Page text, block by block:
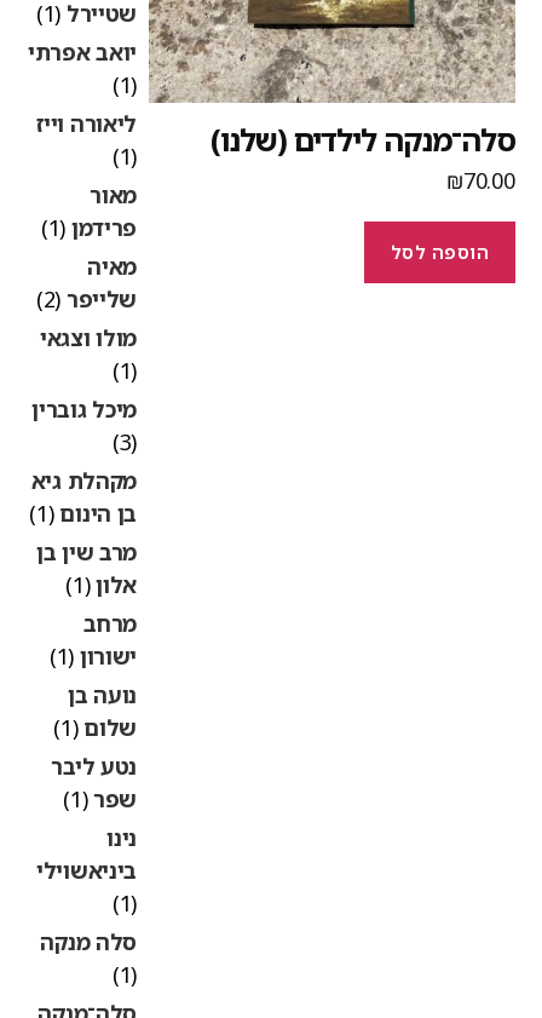
לילדים (שלנו)
₪
הוספה לסל
שטיירל(1)
יואב אפרתי
(1)
ליאורה וייז
מאור
פרידמן(1)
מאיה
שלייפר(2)
מולו וצגאי
מיכל גוברין
מקהלת גיא
בן הינום(1)
מרב שין בן
אלון(1)
מרחב
ישורון(1)
נועה בן
שלום(1)
נטע ליבר
שפר(1)
ביניאשוילי
סלה מנקה